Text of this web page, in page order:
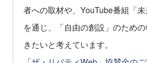
者への取材や、YouTube番組「
を通じ、「自由の創設」のため
きたいと考えています。